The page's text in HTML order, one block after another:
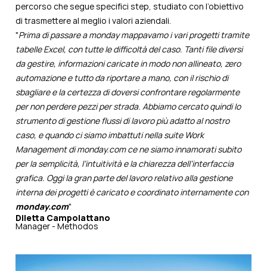
percorso che segue specifici step, studiato con l’obiettivo
di trasmettere al meglio i valori aziendali.
"Prima di passare a monday mappavamo i vari progetti tramite
tabelle Excel, con tutte le difficoltà del caso. Tanti file diversi
da gestire, informazioni caricate in modo non allineato, zero
automazione e tutto da riportare a mano, con il rischio di
sbagliare e la certezza di doversi confrontare regolarmente
per non perdere pezzi per strada. Abbiamo cercato quindi lo
strumento di gestione flussi di lavoro più adatto al nostro
caso, e quando ci siamo imbattuti nella suite Work
Management di monday.com ce ne siamo innamorati subito
per la semplicità, l’intuitività e la chiarezza dell’interfaccia
grafica. Oggi la gran parte del lavoro relativo alla gestione
interna dei progetti è caricato e coordinato internamente con
monday.com"
Diletta Campolattano
Manager - Methodos